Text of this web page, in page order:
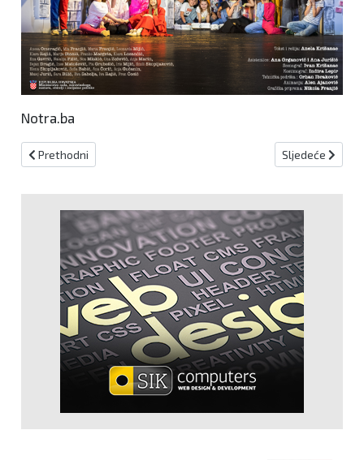
Notra.ba
Prethodni članak: Mladi novotravnički glumci oduševili
Prethodni Sljedeći
Sljedeće